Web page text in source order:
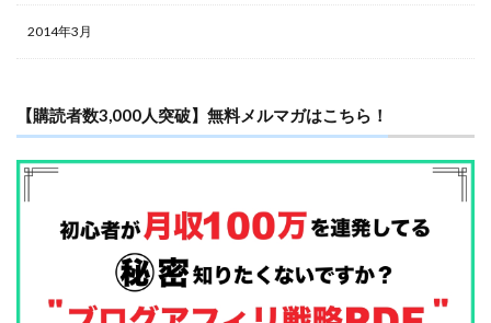
2014年3月
【購読者数3,000人突破】無料メルマガはこちら！